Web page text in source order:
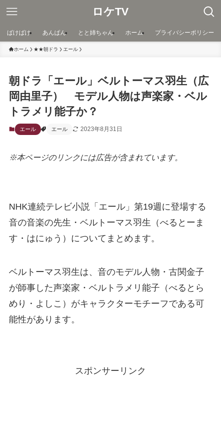
ロケTV
ばけばけ あんぱん とと姉ちゃん ホーム プライバシーポリシー
ホーム ★★朝ドラ エール
朝ドラ「エール」ベルトーマス羽生（広
岡由里子） モデル人物は声楽家・ベル
トラメリ能子か？
エール エール 2023年8月31日
※本ページのリンクには広告が含まれています。
NHK連続テレビ小説「エール」第19週に登場する
音の音楽の先生・ベルトーマス羽生（べるとーま
す・はにゅう）についてまとめます。
ベルトーマス羽生は、音のモデル人物・古関金子
が師事した声楽家・ベルトラメリ能子（べるとら
めり・よしこ）がキャラクターモチーフである可
能性があります。
スポンサーリンク